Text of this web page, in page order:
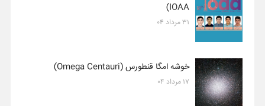
IOAA)
۳۱ مرداد ۰۴
خوشه امگا قنطورس (Omega Centauri)
۱۷ مرداد ۰۴